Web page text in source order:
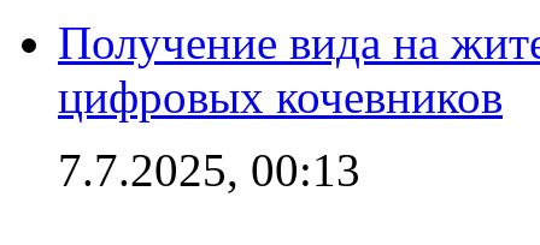
Получение вида на
цифровых кочевников
7.7.2025, 00:13